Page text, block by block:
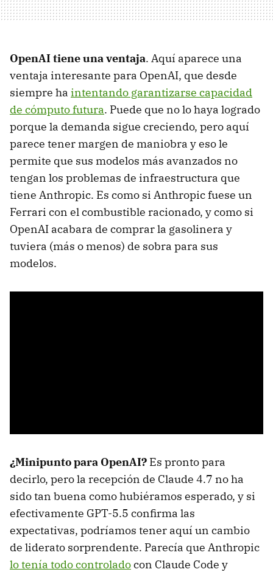
OpenAI tiene una ventaja. Aquí aparece una
ventaja interesante para OpenAI, que desde
siempre ha intentando garantizarse capacidad
de cómputo futura. Puede que no lo haya logrado
porque la demanda sigue creciendo, pero aquí
parece tener margen de maniobra y eso le
permite que sus modelos más avanzados no
tengan los problemas de infraestructura que
tiene Anthropic. Es como si Anthropic fuese un
Ferrari con el combustible racionado, y como si
OpenAI acabara de comprar la gasolinera y
tuviera (más o menos) de sobra para sus
modelos.
¿Minipunto para OpenAI? Es pronto para
decirlo, pero la recepción de Claude 4.7 no ha
sido tan buena como hubiéramos esperado, y si
efectivamente GPT-5.5 confirma las
expectativas, podríamos tener aquí un cambio
de liderato sorprendente. Parecía que Anthropic
lo tenía todo controladocon Claude Code y